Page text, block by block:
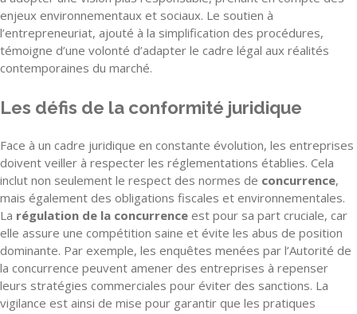
enjeux environnementaux et sociaux. Le soutien à
l’entrepreneuriat, ajouté à la simplification des procédures,
témoigne d’une volonté d’adapter le cadre légal aux réalités
contemporaines du marché.
Les défis de la conformité juridique
Face à un cadre juridique en constante évolution, les entreprises
doivent veiller à respecter les réglementations établies. Cela
inclut non seulement le respect des normes de concurrence,
mais également des obligations fiscales et environnementales.
La régulation de la concurrence est pour sa part cruciale, car
elle assure une compétition saine et évite les abus de position
dominante. Par exemple, les enquêtes menées par l’Autorité de
la concurrence peuvent amener des entreprises à repenser
leurs stratégies commerciales pour éviter des sanctions. La
vigilance est ainsi de mise pour garantir que les pratiques